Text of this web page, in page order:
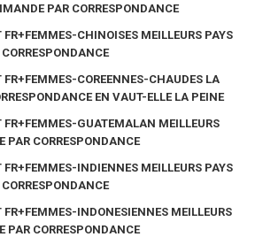
PAR CORRESPONDANCE
CHINOISES MEILLEURS PAYS
COREENNES-CHAUDES LA
EN VAUT-ELLE LA PEINE
GUATEMALAN MEILLEURS
PAR CORRESPONDANCE
INDIENNES MEILLEURS PAYS
INDONESIENNES MEILLEURS
PAR CORRESPONDANCE